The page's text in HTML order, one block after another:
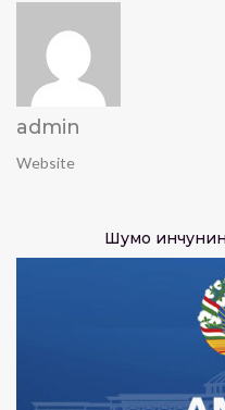
admin
Website
Шумо